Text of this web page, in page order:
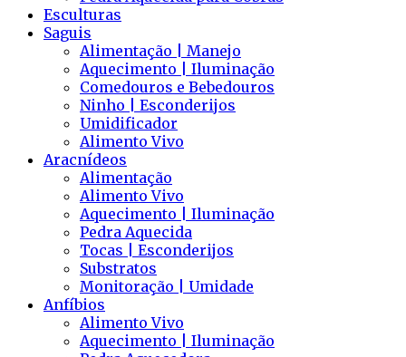
Esculturas
Saguis
Alimentação | Manejo
Aquecimento | Iluminação
Comedouros e Bebedouros
Ninho | Esconderijos
Umidificador
Alimento Vivo
Aracnídeos
Alimentação
Alimento Vivo
Aquecimento | Iluminação
Pedra Aquecida
Tocas | Esconderijos
Substratos
Monitoração | Umidade
Anfíbios
Alimento Vivo
Aquecimento | Iluminação